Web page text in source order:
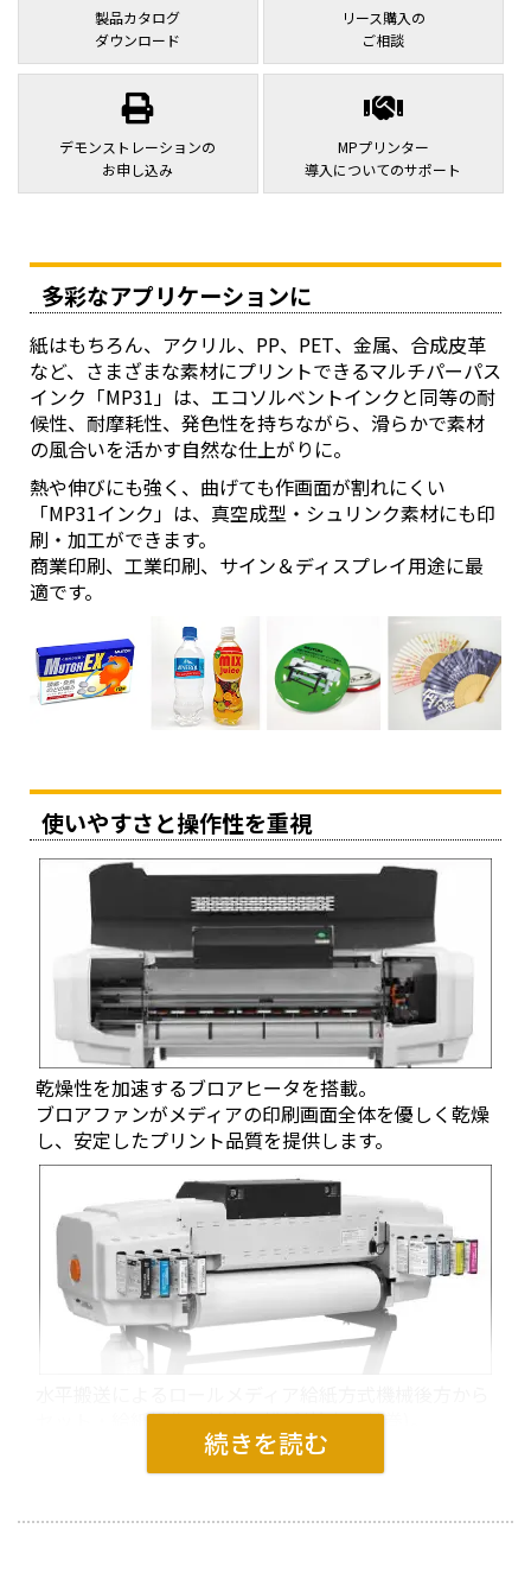
製品カタログ
ダウンロード
リース購入の
ご相談
デモンストレーションの
お申し込み
MPプリンター
導入についてのサポート
多彩なアプリケーションに
紙はもちろん、アクリル、PP、PET、金属、合成皮革
など、さまざまな素材にプリントできるマルチパーパス
インク「MP31」は、エコソルベントインクと同等の耐
候性、耐摩耗性、発色性を持ちながら、滑らかで素材
の風合いを活かす自然な仕上がりに。
熱や伸びにも強く、曲げても作画面が割れにくい
「MP31インク」は、真空成型・シュリンク素材にも印
刷・加工ができます。
商業印刷、工業印刷、サイン＆ディスプレイ用途に最
適です。
使いやすさと操作性を重視
乾燥性を加速するブロアヒータを搭載。
ブロアファンがメディアの印刷画面全体を優しく乾燥
し、安定したプリント品質を提供します。
セット・給紙操作で前方へ排紙(基本は外巻)。